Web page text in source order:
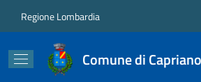
Regione Lombardia
Comune di